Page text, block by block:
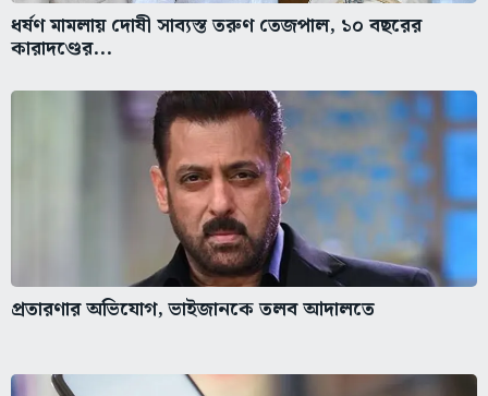
ধর্ষণ মামলায় দোষী সাব্যস্ত তরুণ তেজপাল, ১০ বছরের
কারাদণ্ডের...
প্রতারণার অভিযোগ, ভাইজানকে তলব আদালতে